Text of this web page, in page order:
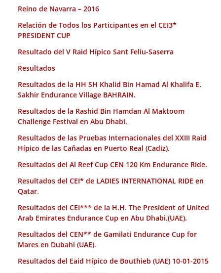
Reino de Navarra – 2016
Relación de Todos los Participantes en el CEI3*
PRESIDENT CUP
Resultado del V Raid Hípico Sant Feliu-Saserra
Resultados
Resultados de la HH SH Khalid Bin Hamad Al Khalifa E.
Sakhir Endurance Village BAHRAIN.
Resultados de la Rashid Bin Hamdan Al Maktoom
Challenge Festival en Abu Dhabi.
Resultados de las Pruebas Internacionales del XXIII Raid
Hípico de las Cañadas en Puerto Real (Cadiz).
Resultados del Al Reef Cup CEN 120 Km Endurance Ride.
Resultados del CEI* de LADIES INTERNATIONAL RIDE en
Qatar.
Resultados del CEI*** de la H.H. The President of United
Arab Emirates Endurance Cup en Abu Dhabi.(UAE).
Resultados del CEN** de Gamilati Endurance Cup for
Mares en Dubahi (UAE).
Resultados del Eaid Hípico de Bouthieb (UAE) 10-01-2015